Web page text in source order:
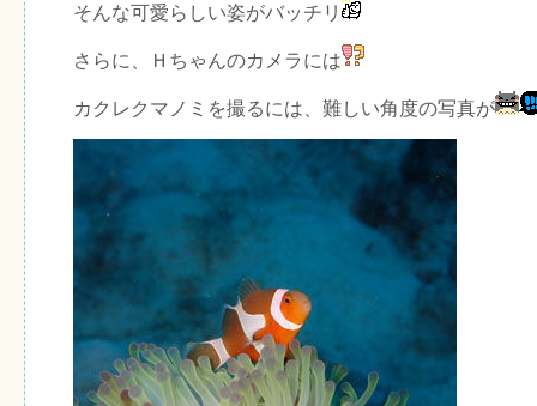
そんな可愛らしい姿がバッチリ
さらに、Ｈちゃんのカメラには
カクレクマノミを撮るには、難しい角度の写真が